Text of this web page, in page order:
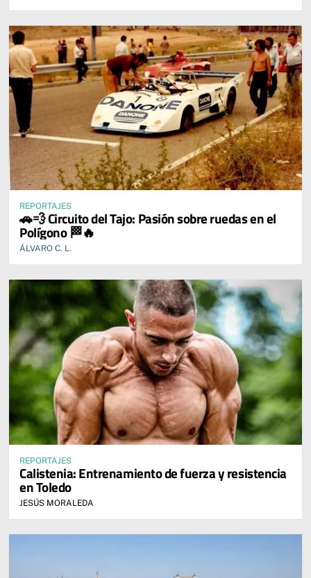
REPORTAJES
🚗💨 Circuito del Tajo: Pasión sobre ruedas en el
Polígono 🏁🔥
ÁLVARO C. L.
REPORTAJES
Calistenia: Entrenamiento de fuerza y resistencia
en Toledo
JESÚS MORALEDA